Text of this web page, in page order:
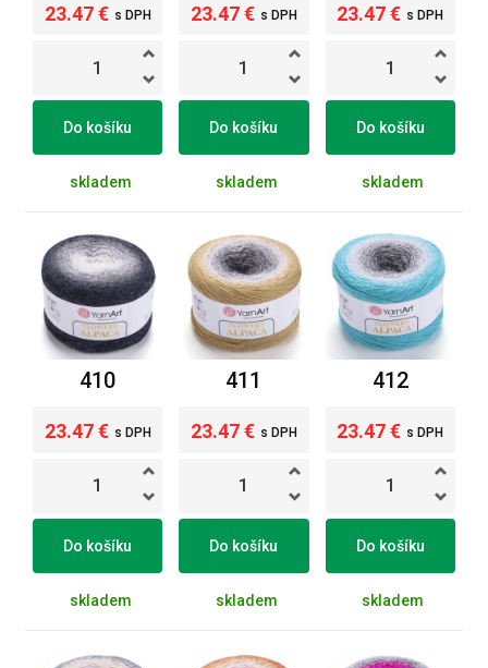
23.47 € s DPH
Do košíku
skladem
23.47 € s DPH
Do košíku
skladem
23.47 € s DPH
Do košíku
skladem
410
23.47 € s DPH
Do košíku
skladem
411
23.47 € s DPH
Do košíku
skladem
412
23.47 € s DPH
Do košíku
skladem